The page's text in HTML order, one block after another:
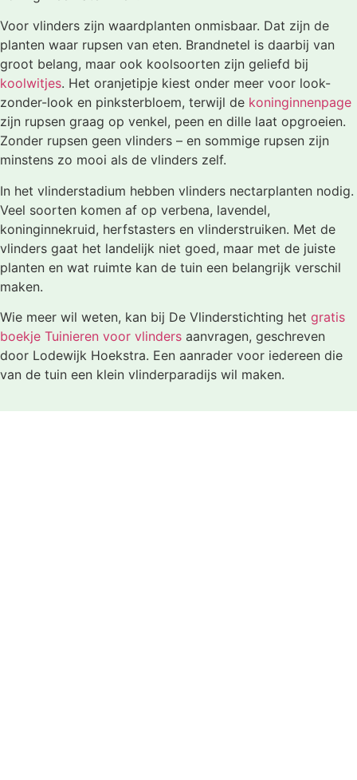
Voor vlinders zijn waardplanten onmisbaar. Dat zijn de
planten waar rupsen van eten. Brandnetel is daarbij van
groot belang, maar ook koolsoorten zijn geliefd bij
koolwitjes. Het oranjetipje kiest onder meer voor look-
zonder-look en pinksterbloem, terwijl de koninginnenpage
zijn rupsen graag op venkel, peen en dille laat opgroeien.
Zonder rupsen geen vlinders – en sommige rupsen zijn
minstens zo mooi als de vlinders zelf.
In het vlinderstadium hebben vlinders nectarplanten nodig.
Veel soorten komen af op verbena, lavendel,
koninginnekruid, herfstasters en vlinderstruiken. Met de
vlinders gaat het landelijk niet goed, maar met de juiste
planten en wat ruimte kan de tuin een belangrijk verschil
maken.
Wie meer wil weten, kan bij De Vlinderstichting het gratis
boekje Tuinieren voor vlinders aanvragen, geschreven
door Lodewijk Hoekstra. Een aanrader voor iedereen die
van de tuin een klein vlinderparadijs wil maken.